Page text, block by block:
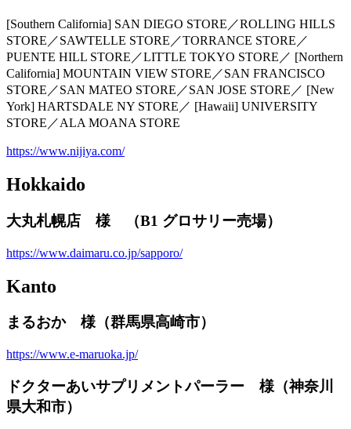
[Southern California] SAN DIEGO STORE／ROLLING HILLS
STORE／SAWTELLE STORE／TORRANCE STORE／
PUENTE HILL STORE／LITTLE TOKYO STORE／ [Northern
California] MOUNTAIN VIEW STORE／SAN FRANCISCO
STORE／SAN MATEO STORE／SAN JOSE STORE／ [New
York] HARTSDALE NY STORE／ [Hawaii] UNIVERSITY
STORE／ALA MOANA STORE
https://www.nijiya.com/
Hokkaido
大丸札幌店 様 （B1 グロサリー売場）
https://www.daimaru.co.jp/sapporo/
Kanto
まるおか 様（群馬県高崎市）
https://www.e-maruoka.jp/
ドクターあいサプリメントパーラー 様（神奈川
県大和市）